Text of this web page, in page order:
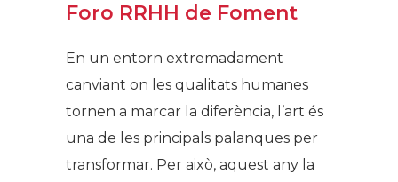
Foro RRHH de Foment
En un entorn extremadament
canviant on les qualitats humanes
tornen a marcar la diferència, l’art és
una de les principals palanques per
transformar. Per això, aquest any la